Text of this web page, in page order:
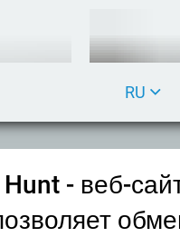
DE
IT
RU
- веб-